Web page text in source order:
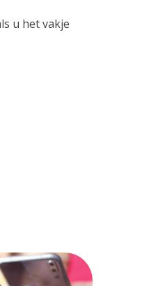
u het vakje